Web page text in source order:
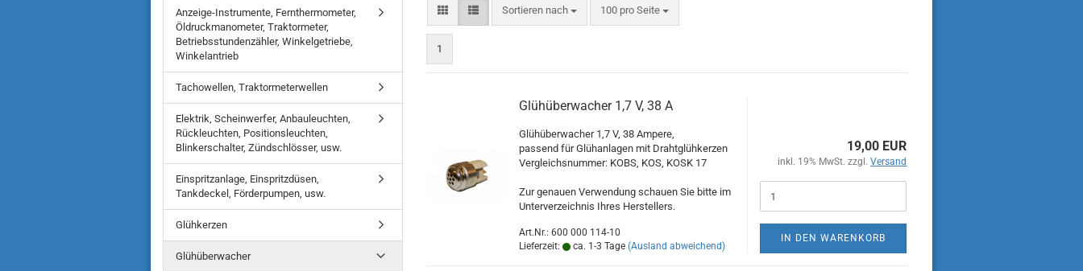
Sortieren nach
Sortieren nach 100 pro Seite
pro Seite
1
Glühüberwacher 1,7 V, 38 A
Glühüberwacher 1,7 V, 38 Ampere,
passend für Glühanlagen mit Drahtglühkerzen
Vergleichsnummer: KOBS, KOS, KOSK 17
Zur genauen Verwendung schauen Sie bitte im
Unterverzeichnis Ihres Herstellers.
Art.Nr.: 600 000 114-10
Lieferzeit:
ca. 1-3 Tage (Ausland abweichend)
19,00 EUR
inkl. 19% MwSt. zzgl.Versand
IN DEN WARENKORB
Anzeige-Instrumente, Fernthermometer,
Öldruckmanometer, Traktormeter,
Betriebsstundenzähler, Winkelgetriebe,
Winkelantrieb
Tachowellen, Traktormeterwellen
Elektrik, Scheinwerfer, Anbauleuchten,
Rückleuchten, Positionsleuchten,
Blinkerschalter, Zündschlösser, usw.
Einspritzanlage, Einspritzdüsen,
Tankdeckel, Förderpumpen, usw.
Glühkerzen
Glühüberwacher